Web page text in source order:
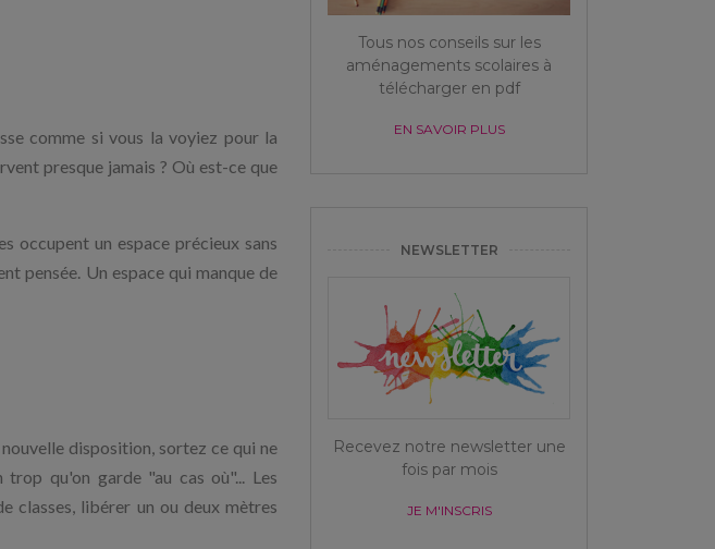
comme si vous la voyiez pour la
presque jamais ? Où est-ce que
occupent un espace précieux sans
pensée. Un espace qui manque de
disposition, sortez ce qui ne
qu'on garde "au cas où"... Les
classes, libérer un ou deux mètres
Tous nos conseils sur les
aménagements scolaires à
télécharger en pdf
EN SAVOIR PLUS
NEWSLETTER
Recevez notre newsletter une
fois par mois
JE M'INSCRIS